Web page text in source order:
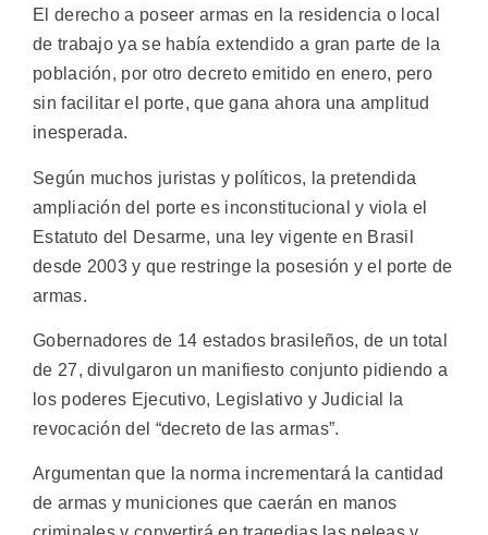
El derecho a poseer armas en la residencia o local
de trabajo ya se había extendido a gran parte de la
población, por otro decreto emitido en enero, pero
sin facilitar el porte, que gana ahora una amplitud
inesperada.
Según muchos juristas y políticos, la pretendida
ampliación del porte es inconstitucional y viola el
Estatuto del Desarme, una ley vigente en Brasil
desde 2003 y que restringe la posesión y el porte de
armas.
Gobernadores de 14 estados brasileños, de un total
de 27, divulgaron un manifiesto conjunto pidiendo a
los poderes Ejecutivo, Legislativo y Judicial la
revocación del “decreto de las armas”.
Argumentan que la norma incrementará la cantidad
de armas y municiones que caerán en manos